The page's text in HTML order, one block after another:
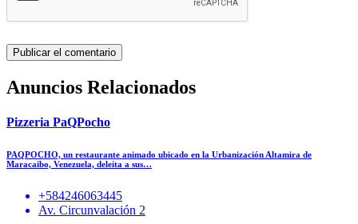
Anuncios Relacionados
Pizzeria PaQPocho
PAQPOCHO, un restaurante animado ubicado en la Urbanización Altamira de
Maracaibo, Venezuela, deleita a sus…
+584246063445
Av. Circunvalación 2